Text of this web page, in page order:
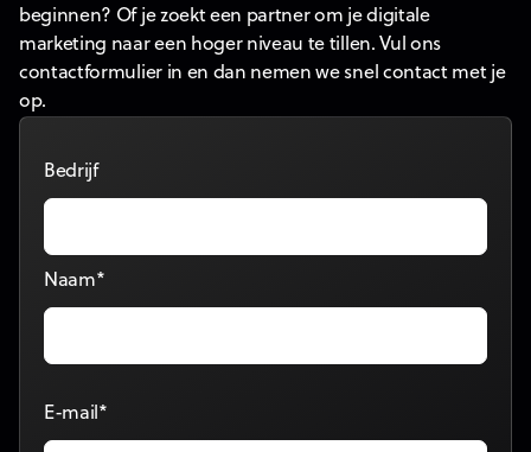
beginnen? Of je zoekt een partner om je digitale
marketing naar een hoger niveau te tillen. Vul ons
contactformulier in en dan nemen we snel contact met je
op.
Bedrijf
Naam*
E-mail*